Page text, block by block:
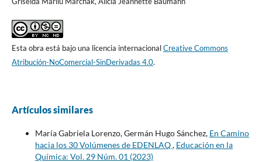
Esta obra está bajo una licencia internacionalCreative Commons
Atribución-NoComercial-SinDerivadas 4.0.
Artículos similares
María Gabriela Lorenzo, Germán Hugo Sánchez, En Camino
hacia los 30 Volúmenes de EDENLAQ, Educación en la
Química: Vol. 29 Núm. 01 (2023)